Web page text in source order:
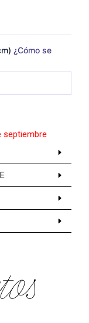
¿Cómo se
______